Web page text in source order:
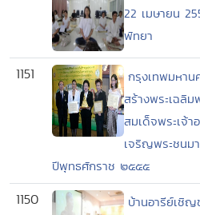
22 เมษายน
พัทยา
1151
กรุงเทพมหาน
สร้างพระเฉลิม
สมเด็จพระเจ้า
เจริญพระชนม
ปีพุทธศักราช ๒๕๕๕
1150
บ้านอารีย์เชิ